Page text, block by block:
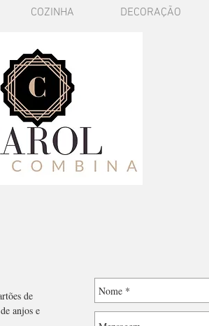
COZINHA DECORAÇÃO
de
anjos e